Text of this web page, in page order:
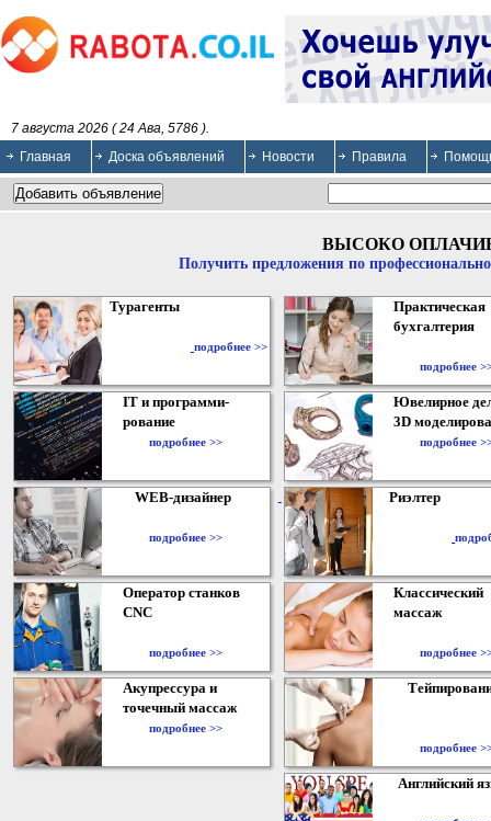
7 августа 2026 ( 24 Ава, 5786 ).
Главная
Доска объявлений Новости Правила
ВЫСОКО
Получить предложения по
Турагенты
подробнее >>
Практическая
бухгалтерия
подробнее
IT и программи-
рование
подробнее >>
Ювелирное
3D
подробнее
WEB-дизайнер
подробнее >>
Риэлтер
Оператор станков
CNC
подробнее >>
Классический
массаж
подробнее
Акупрессура и
точечный массаж
подробнее >>
подробнее
Английский